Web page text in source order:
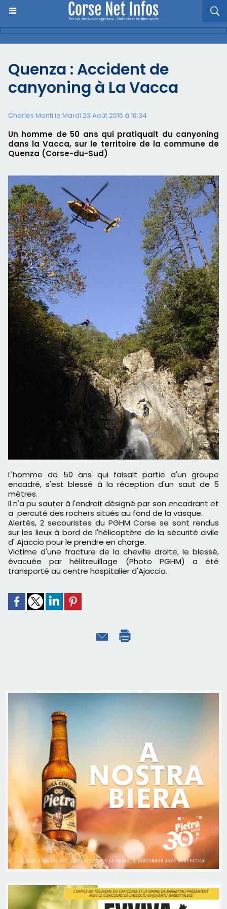
Quenza : Accident de
canyoning à La Vacca
Charles Monti le Mardi 23 Août 2016 à 18:34
Un homme de 50 ans qui pratiquait du canyoning
dans la Vacca, sur le territoire de la commune de
Quenza (Corse-du-Sud)
L'homme de 50 ans qui faisait partie d'un groupe
encadré, s'est blessé à la réception d'un saut de 5
mètres.
Il n'a pu sauter à l'endroit désigné par son encadrant et
a percuté des rochers situés au fond de la vasque.
Alertés, 2 secouristes du PGHM Corse se sont rendus
sur les lieux à bord de l'hélicoptère de la sécurité civile
d' Ajaccio pour le prendre en charge.
Victime d'une fracture de la cheville droite, le blessé,
évacuée par hélitreuillage (Photo PGHM) a été
transporté au centre hospitalier d'Ajaccio.